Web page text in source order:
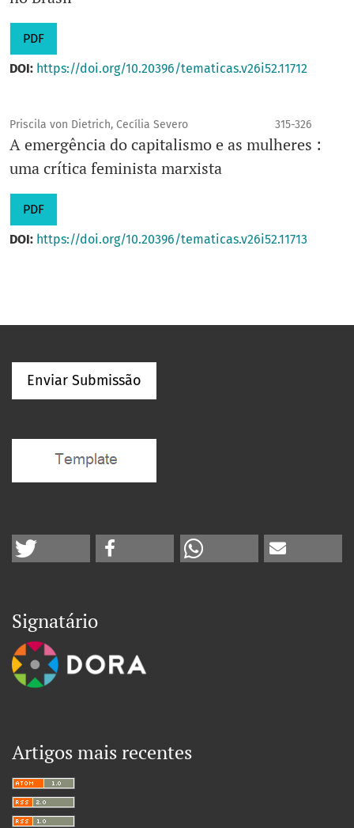
PDF
DOI: https://doi.org/10.20396/tematicas.v26i52.11712
Priscila von Dietrich, Cecília Severo 315-326
A emergência do capitalismo e as mulheres :
uma crítica feminista marxista
PDF
DOI: https://doi.org/10.20396/tematicas.v26i52.11713
Enviar Submissão
Signatário
Artigos mais recentes